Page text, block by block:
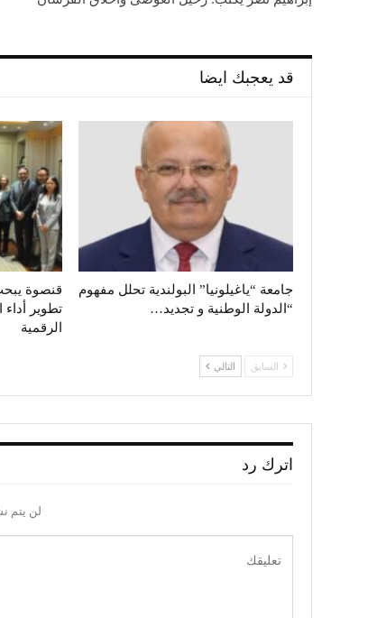
قد يعجبك ايضا
جامعة “ياغيلونيا” البولندية تحلل مفهوم
“الدولة الوطنية و تجديد…
قنصوة
تطوير أداء
الرقمية
السابق التالي
اترك رد
لن يتم